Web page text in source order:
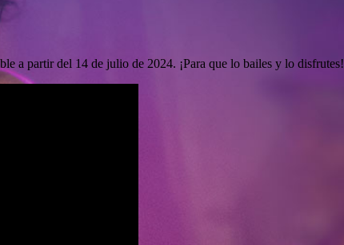
a partir del 14 de julio de 2024. ¡Para que lo bailes y lo disfrutes!